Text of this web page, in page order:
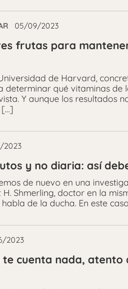
05/09/2023
frutas para
de Harvard,
determinar qué vitaminas
Y aunque los resultados
[…]
2023
y no diaria: así
de nuevo en una
Shmerling, doctor en la
habla de la ducha. En este
2023
te cuenta nada,